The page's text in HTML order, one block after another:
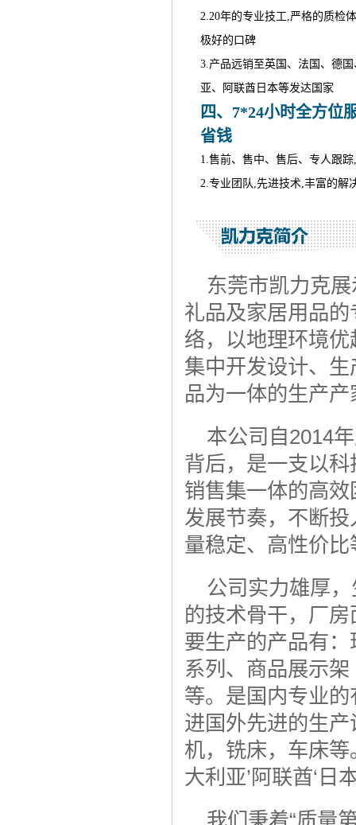
2.20年的专业技工,严格的质检
极好的口碑
3.产品远销至英国、法国、德
亚、阿联酋日本等发达国家
四、7*24小时全方位
省钱
1.售前、售中、售后、专人跟
2.专业团队,先进技术,丰富的解
东莞市凯力克
礼品及家居用品
络，以地理环境
集中开发设计、
品为一体的生产产
本公司自2014
背后，是一支以
销售集一体的高
发展节奏，不断
量稳定、高性价
公司实力雄厚
的技术骨干，厂
要生产的产品有
系列、商品展示
等。是国内专业
进国外先进的生
机，铣床，车床
大利亚’阿联酋‘
我们秉着“质量